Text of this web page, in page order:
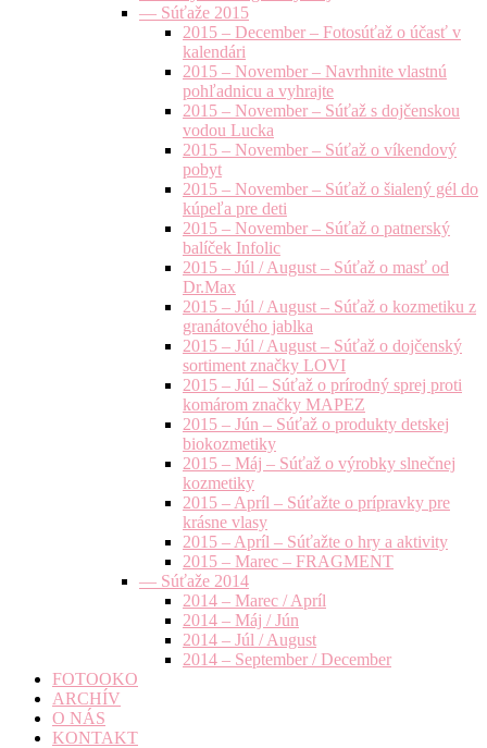
— Súťaže 2015
2015 – December – Fotosúťaž o účasť v
kalendári
2015 – November – Navrhnite vlastnú
pohľadnicu a vyhrajte
2015 – November – Súťaž s dojčenskou
vodou Lucka
2015 – November – Súťaž o víkendový
pobyt
2015 – November – Súťaž o šialený gél do
kúpeľa pre deti
2015 – November – Súťaž o patnerský
balíček Infolic
2015 – Júl / August – Súťaž o masť od
Dr.Max
2015 – Júl / August – Súťaž o kozmetiku z
granátového jablka
2015 – Júl / August – Súťaž o dojčenský
sortiment značky LOVI
2015 – Júl – Súťaž o prírodný sprej proti
komárom značky MAPEZ
2015 – Jún – Súťaž o produkty detskej
biokozmetiky
2015 – Máj – Súťaž o výrobky slnečnej
kozmetiky
2015 – Apríl – Súťažte o prípravky pre
krásne vlasy
2015 – Apríl – Súťažte o hry a aktivity
2015 – Marec – FRAGMENT
— Súťaže 2014
2014 – Marec / Apríl
2014 – Máj / Jún
2014 – Júl / August
2014 – September / December
FOTOOKO
ARCHÍV
O NÁS
KONTAKT